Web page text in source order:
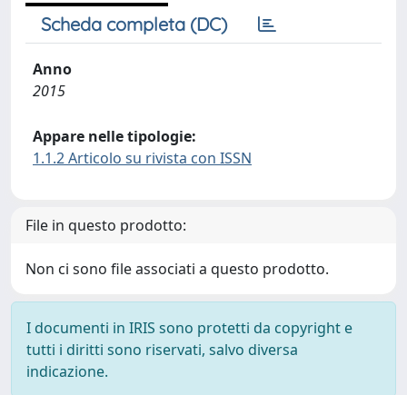
Scheda completa (DC)
Anno
2015
Appare nelle tipologie:
1.1.2 Articolo su rivista con ISSN
File in questo prodotto:
Non ci sono file associati a questo prodotto.
I documenti in IRIS sono protetti da copyright e
tutti i diritti sono riservati, salvo diversa
indicazione.